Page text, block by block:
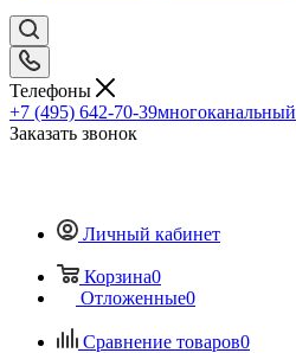
Телефоны
+7 (495) 642-70-39многоканальный
Заказать звонок
Личный кабинет
Корзина0
Отложенные0
Сравнение товаров0